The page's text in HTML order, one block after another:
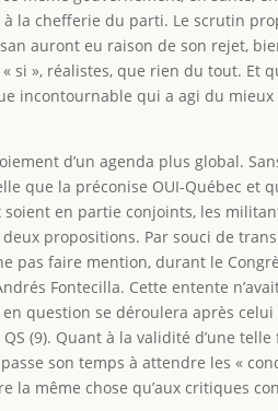
à la chefferie du parti. Le scrutin
auront eu raison de son rejet,
si », réalistes, que rien du tout. Et
incontournable qui a agi du
d’un agenda plus global.
que la préconise OUI-Québec et
en partie conjoints, les
propositions. Par souci de
pas faire mention, durant le
Fontecilla. Cette entente
question se déroulera après
(9). Quant à la validité d’une
son temps à attendre les «
même chose qu’aux critiques